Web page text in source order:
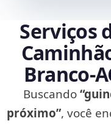
Serviços
Buscando
próximo”, você